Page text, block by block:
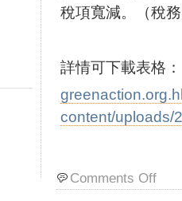
稅項寬減。（稅
詳情可下載表格
content/uploads/
Comments Off